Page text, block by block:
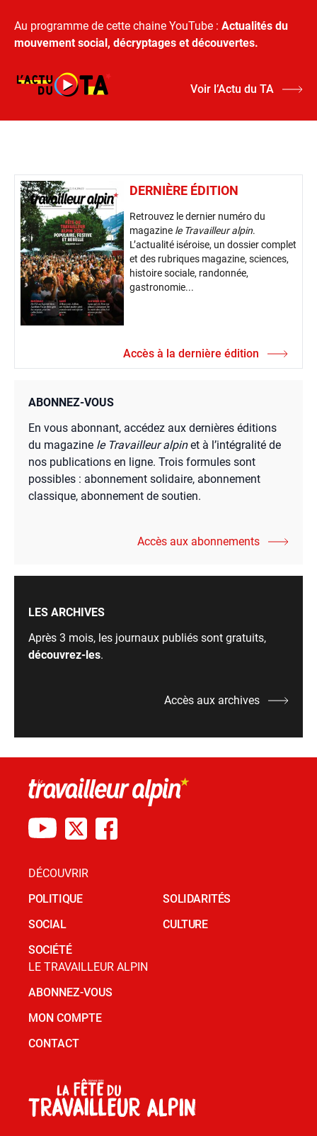
Au programme de cette chaine YouTube : Actualités du
mouvement social, décryptages et découvertes.
Voir l’Actu du TA
DERNIÈRE ÉDITION
Retrouvez le dernier numéro du
magazine le Travailleur alpin.
L’actualité iséroise, un dossier complet
et des rubriques magazine, sciences,
histoire sociale, randonnée,
gastronomie...
Accès à la dernière édition
ABONNEZ-VOUS
En vous abonnant, accédez aux dernières éditions
du magazine le Travailleur alpinet à l’intégralité de
nos publications en ligne. Trois formules sont
possibles : abonnement solidaire, abonnement
classique, abonnement de soutien.
Accès aux abonnements
LES ARCHIVES
Après 3 mois, les journaux publiés sont gratuits,
découvrez-les.
Accès aux archives
DÉCOUVRIR
POLITIQUE
SOCIAL
SOCIÉTÉ
SOLIDARITÉS
CULTURE
LE TRAVAILLEUR ALPIN
ABONNEZ-VOUS
MON COMPTE
CONTACT